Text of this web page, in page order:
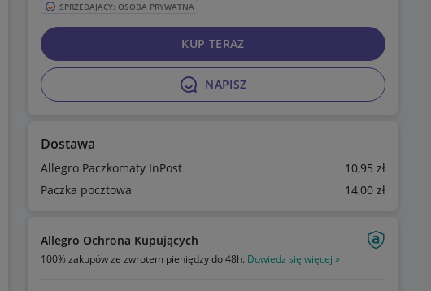
SPRZEDAJĄCY: OSOBA PRYWATNA
NAPISZ
KUP TERAZ
Dostawa
Allegro Paczkomaty InPost 10,95 zł
Paczka pocztowa
14,00 zł
Allegro Ochrona Kupujących
100% zakupów ze zwrotem pieniędzy do 48h. Dowiedz się więcej »